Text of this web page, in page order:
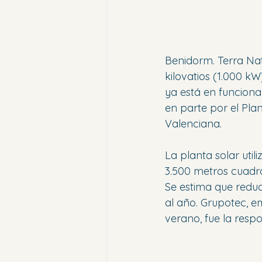
Benidorm. Terra
kilovatios (1.000
ya está en
en parte por el
Valenciana.
La planta solar
3.500 metros
Se estima que
al año. Grupotec,
verano, fue la